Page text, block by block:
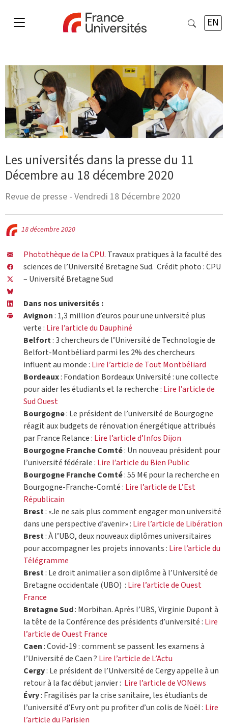
EN
Revue de presse - Vendredi 18 Décembre 2020
Les universités dans la presse du 11
Décembre au 18 décembre 2020
18 décembre 2020
Photothèque de la CPU. Travaux pratiques à la faculté des
sciences de l’Université Bretagne Sud. Crédit photo : CPU
– Université Bretagne Sud
Dans nos universités :
Avignon: 1,3 million d’euros pour une université plus
verte : Lire l’article du Dauphiné
Belfort: 3 chercheurs de l’Université de Technologie de
Belfort-Montbéliard parmi les 2% des chercheurs
influent au monde : Lire l’article de Tout Montbéliard
Bordeaux: Fondation Bordeaux Université : une collecte
pour aider les étudiants et la recherche : Lire l’article de
Sud Ouest
Bourgogne: Le président de l’université de Bourgogne
réagit aux budgets de rénovation énergétique attribués
par France Relance : Lire l’article d’Infos Dijon
Bourgogne Franche Comté: Un nouveau président pour
l’université fédérale : Lire l’article du Bien Public
Bourgogne Franche Comté: 55 M€ pour la recherche en
Bourgogne-Franche-Comté : Lire l’article de L’Est
Républicain
Brest: «Je ne sais plus comment engager mon université
dans une perspective d’avenir» : Lire l’article de Libération
Brest: À l’UBO, deux nouveaux diplômes universitaires
pour accompagner les projets innovants : Lire l’article du
Télégramme
Brest: Le droit animalier a son diplôme à l’Université de
Bretagne occidentale (UBO) : Lire l’article de Ouest
France
Bretagne Sud: Morbihan. Après l’UBS, Virginie Dupont à
la tête de la Conférence des présidents d’université : Lire
l’article de Ouest France
Caen: Covid-19 : comment se passent les examens à
l’Université de Caen ? Lire l’article de L’Actu
Cergy: Le président de l’Université de Cergy appelle à un
retour à la fac début janvier : Lire l’article de VONews
Évry: Fragilisés par la crise sanitaire, les étudiants de
l’université d’Evry ont pu profiter d’un colis de Noël : Lire
l’article du Parisien